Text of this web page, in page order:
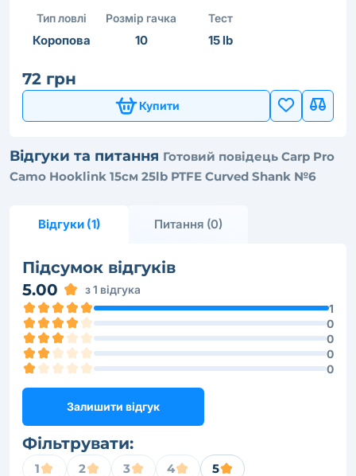
Тип ловлі
Коропова
Розмір гачка
10
Тест
15 lb
72 грн
Купити
Відгуки та питання Готовий повідець Carp Pro
Camo Hooklink 15см 25lb PTFE Curved Shank №6
Відгуки (1) Питання (0)
Підсумок відгуків
5.00
з 1 відгука
1
0
0
0
0
Залишити відгук
Фільтрувати:
1 2 3 4
5